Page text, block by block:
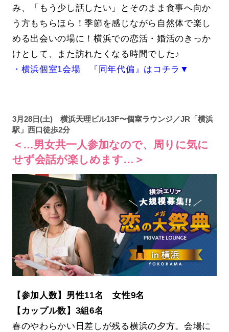
み、「もう少し話したい」とそのまま食事へ向か
う方もちらほら！季節を感じながら自然体で楽し
める出会いの場に！横浜での恋活・婚活のきっか
けとして、また訪れたくなる時間でした♪
・横浜個室1会場 『同年代偏』はコチラ▼
3月28日(土) 横浜天理ビル13F〜個室ラウンジ／JR「横浜
駅」西口徒歩2分
＜…男女共一人参加なので、周りに気に
せず会話が楽しめます…＞
【参加人数】男性11名 女性9名
【カップル数】3組6名
春のやわらかい日差しが残る横浜の夕方。会場に